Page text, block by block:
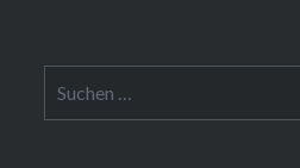
nach: